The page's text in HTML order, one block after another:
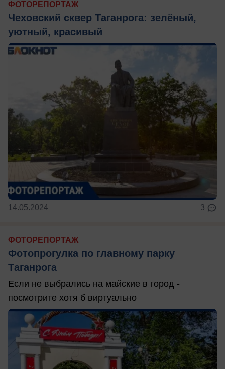
ФОТОРЕПОРТАЖ
Чеховский сквер Таганрога: зелёный,
уютный, красивый
14.05.2024 3
ФОТОРЕПОРТАЖ
Фотопрогулка по главному парку
Таганрога
Если не выбрались на майские в город -
посмотрите хотя б виртуально